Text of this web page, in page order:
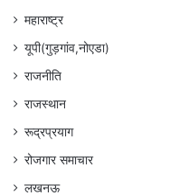
महाराष्ट्र
यूपी(गुड़गांव,नोएडा)
राजनीति
राजस्थान
रूद्रप्रयाग
रोजगार समाचार
लखनऊ